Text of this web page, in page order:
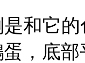
和它的
，底